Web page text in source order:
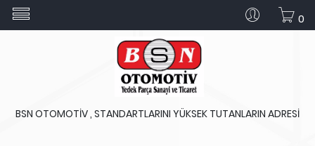
0
BSN OTOMOTİV , STANDARTLARINI YÜKSEK TUTANLARIN ADRESİ